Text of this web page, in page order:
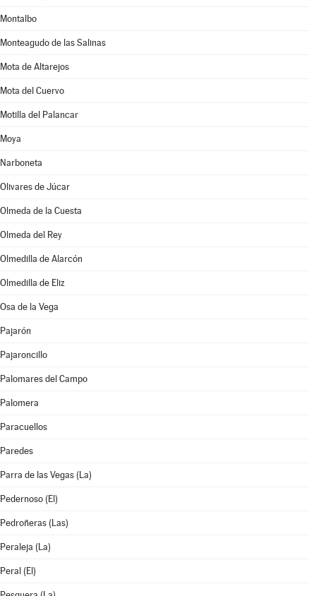
Montalbo
Monteagudo de las Salinas
Mota de Altarejos
Mota del Cuervo
Motilla del Palancar
Moya
Narboneta
Olivares de Júcar
Olmeda de la Cuesta
Olmeda del Rey
Olmedilla de Alarcón
Olmedilla de Eliz
Osa de la Vega
Pajarón
Pajaroncillo
Palomares del Campo
Palomera
Paracuellos
Paredes
Parra de las Vegas (La)
Pedernoso (El)
Pedroñeras (Las)
Peraleja (La)
Peral (El)